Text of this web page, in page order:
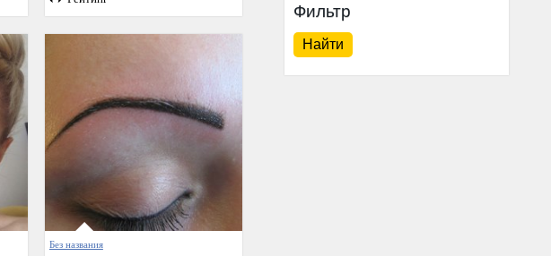
Фильтр
Без названия